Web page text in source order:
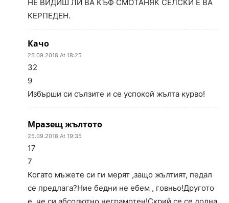
НЕ ВИДИШ ЛИ ВА КЪФ СМОТАНЯК СЕЛСКИ Е ВА
КЕРПЕДЕН.
Качо
25.09.2018 At 18:25
32
9
Избърши си сълзите и се успокой жълта курво!
Мразещ жълтото
25.09.2018 At 19:35
17
7
Когато мъжете си ги мерят ,защо жълтият, педал
се предлага?Ние бедни не ебем , говньо!Другото